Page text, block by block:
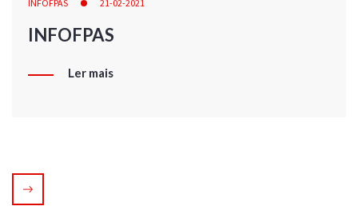
INFOFPAS 21-02-2021
INFOFPAS
Ler mais